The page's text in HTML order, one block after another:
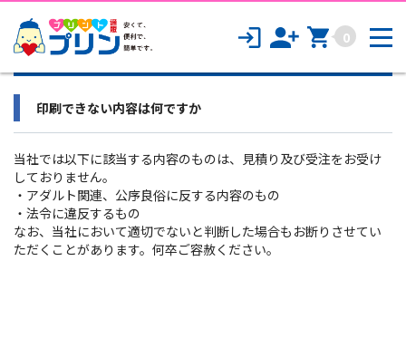
0
ポストカード・はがき・DM印刷
CD/DVD/Blu-rayジャケット印刷
シール・ステッカー印刷
ビジネスアイテム
名刺印刷
印刷できない内容は何ですか
印刷できない内容は何ですか
当社では以下に該当する内容のものは、見積り 及び受注をお受け
しておりません。
・ アダルト関連、公序良俗に反する内容のもの
・ 法令に違反するもの
なお、当社において適切でないと判断した場合もお断りさせてい
ただくことがあります。何卒ご容赦ください。